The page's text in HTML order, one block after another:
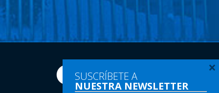
SUSCRÍBETE A
NUESTRA NEWSLETTER
×